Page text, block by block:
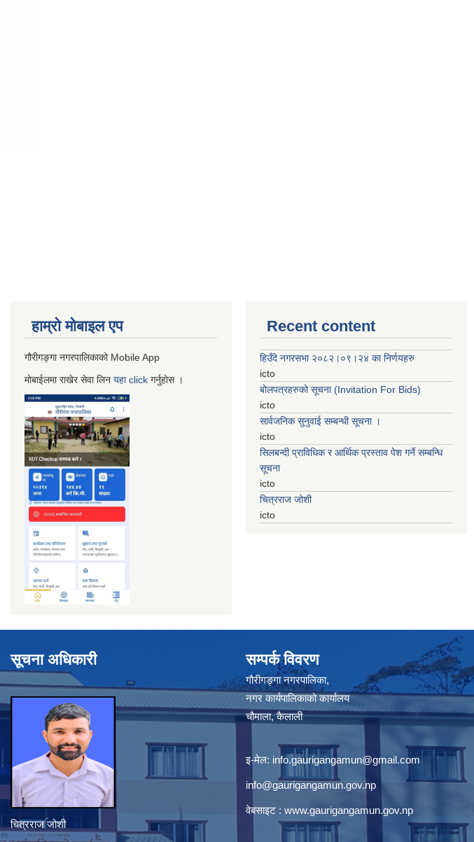
हाम्रो माेबाइल एप
गौरीगङ्गा नगरपालिकाको Mobile App
मोबाईलमा राखेर सेवा लिन यहाclick गर्नुहाेस ।
Recent content
हिउँदे नगरसभा २०८२।०९।२४ का निर्णयहरु
icto
बोलपत्रहरुको सूचना (Invitation For Bids)
icto
सार्वजनिक सुनुवाई सम्बन्धी सूचना ।
icto
सिलबन्दी प्राविधिक र आर्थिक प्रस्ताव पेश गर्ने सम्बन्धि
सूचना
icto
चित्रराज जोशी
icto
सूचना अधिकारी
चित्रराज जोशी
सम्पर्क विवरण
गौरीगङ्गा नगरपालिका,
नगर कार्यपालिकाको कार्यालय
चौमाला, कैलाली
इ-मेल: info.gaurigangamun@gmail.com
info@gaurigangamun.gov.np
वेबसाइट : www.gaurigangamun.gov.np